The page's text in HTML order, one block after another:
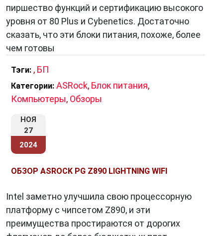
пиршество функций и сертификацию высокого
уровня от 80 Plus и Cybenetics. Достаточно
сказать, что эти блоки питания, похоже, более
чем готовы
Тэги: , БП
Категории: ASRock, Блок питания,
Компьютеры, Обзоры
НОЯ
27
2024
ОБЗОР ASROCK PG Z890 LIGHTNING WIFI
Intel заметно улучшила свою процессорную
платформу с чипсетом Z890, и эти
преимущества простираются от дорогих